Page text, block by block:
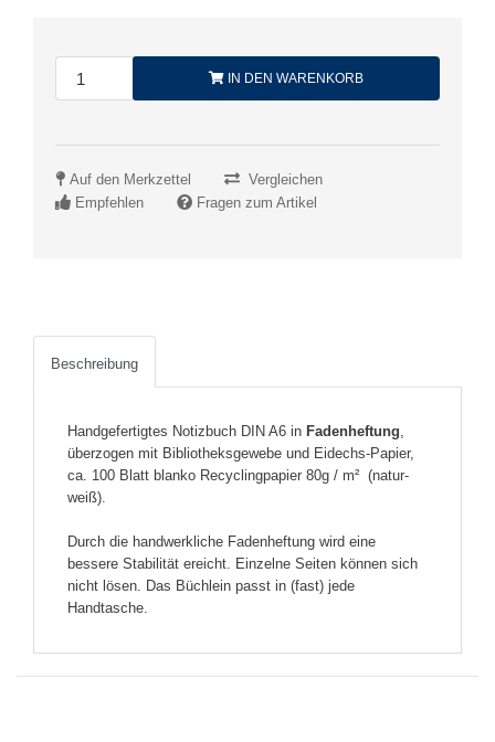
IN DEN WARENKORB
Auf den Merkzettel
Vergleichen
Empfehlen
Fragen zum Artikel
Beschreibung
Handgefertigtes Notizbuch DIN A6 in Fadenheftung,
überzogen mit Bibliotheksgewebe und Eidechs-Papier,
ca. 100 Blatt blanko Recyclingpapier 80g / m² (natur-
weiß).
Durch die handwerkliche Fadenheftung wird eine
bessere Stabilität ereicht. Einzelne Seiten können sich
nicht lösen. Das Büchlein passt in (fast) jede
Handtasche.